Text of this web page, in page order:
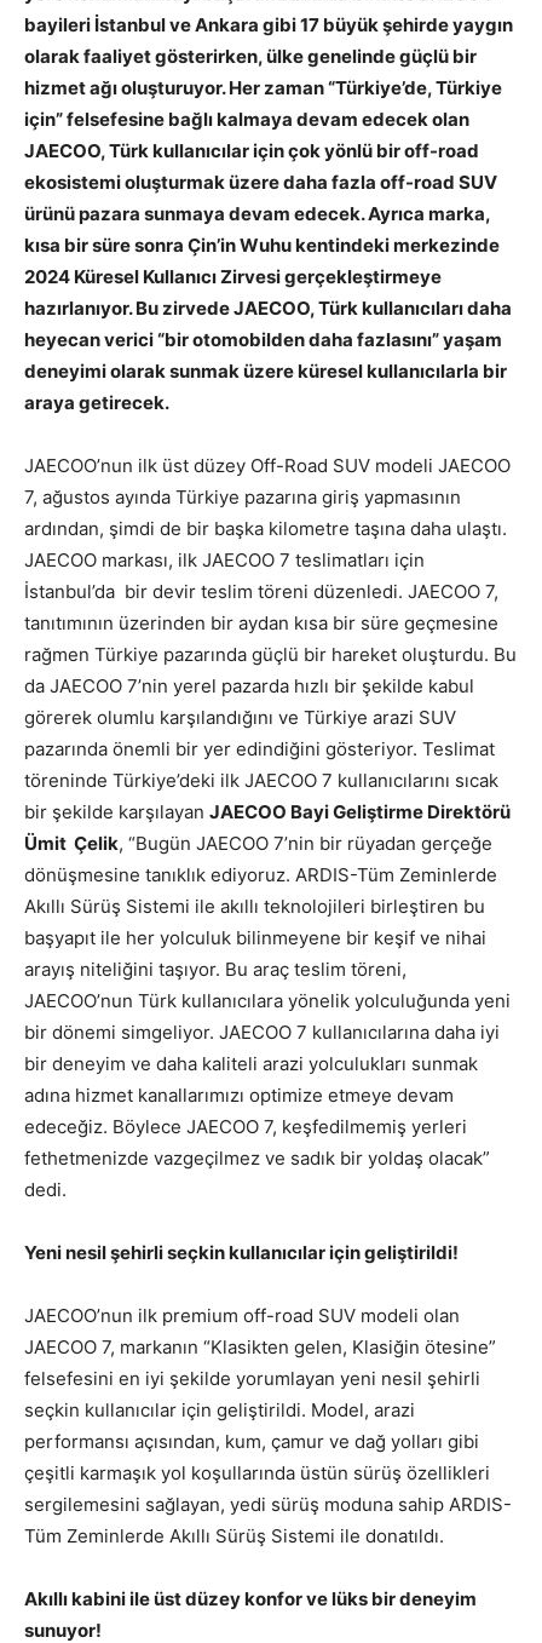
bayileri İstanbul ve Ankara gibi 17 büyük şehirde yaygın
olarak faaliyet gösterirken, ülke genelinde güçlü bir
hizmet ağı oluşturuyor. Her zaman “Türkiye’de, Türkiye
için” felsefesine bağlı kalmaya devam edecek olan
JAECOO, Türk kullanıcılar için çok yönlü bir off-road
ekosistemi oluşturmak üzere daha fazla off-road SUV
ürünü pazara sunmaya devam edecek. Ayrıca marka,
kısa bir süre sonra Çin’in Wuhu kentindeki merkezinde
2024 Küresel Kullanıcı Zirvesi gerçekleştirmeye
hazırlanıyor. Bu zirvede JAECOO, Türk kullanıcıları daha
heyecan verici “bir otomobilden daha fazlasını” yaşam
deneyimi olarak sunmak üzere küresel kullanıcılarla bir
araya getirecek.
JAECOO’nun ilk üst düzey Off-Road SUV modeli JAECOO
7, ağustos ayında Türkiye pazarına giriş yapmasının
ardından, şimdi de bir başka kilometre taşına daha ulaştı.
JAECOO markası, ilk JAECOO 7 teslimatları için
İstanbul’da bir devir teslim töreni düzenledi. JAECOO 7,
tanıtımının üzerinden bir aydan kısa bir süre geçmesine
rağmen Türkiye pazarında güçlü bir hareket oluşturdu. Bu
da JAECOO 7’nin yerel pazarda hızlı bir şekilde kabul
görerek olumlu karşılandığını ve Türkiye arazi SUV
pazarında önemli bir yer edindiğini gösteriyor. Teslimat
töreninde Türkiye’deki ilk JAECOO 7 kullanıcılarını sıcak
bir şekilde karşılayan JAECOO Bayi Geliştirme Direktörü
Ümit Çelik, “Bugün JAECOO 7’nin bir rüyadan gerçeğe
dönüşmesine tanıklık ediyoruz. ARDIS-Tüm Zeminlerde
Akıllı Sürüş Sistemi ile akıllı teknolojileri birleştiren bu
başyapıt ile her yolculuk bilinmeyene bir keşif ve nihai
arayış niteliğini taşıyor. Bu araç teslim töreni,
JAECOO’nun Türk kullanıcılara yönelik yolculuğunda yeni
bir dönemi simgeliyor. JAECOO 7 kullanıcılarına daha iyi
bir deneyim ve daha kaliteli arazi yolculukları sunmak
adına hizmet kanallarımızı optimize etmeye devam
edeceğiz. Böylece JAECOO 7, keşfedilmemiş yerleri
fethetmenizde vazgeçilmez ve sadık bir yoldaş olacak”
dedi.
Yeni nesil şehirli seçkin kullanıcılar için geliştirildi!
JAECOO’nun ilk premium off-road SUV modeli olan
JAECOO 7, markanın “Klasikten gelen, Klasiğin ötesine”
felsefesini en iyi şekilde yorumlayan yeni nesil şehirli
seçkin kullanıcılar için geliştirildi. Model, arazi
performansı açısından, kum, çamur ve dağ yolları gibi
çeşitli karmaşık yol koşullarında üstün sürüş özellikleri
sergilemesini sağlayan, yedi sürüş moduna sahip ARDIS-
Tüm Zeminlerde Akıllı Sürüş Sistemi ile donatıldı.
Akıllı kabini ile üst düzey konfor ve lüks bir deneyim
sunuyor!